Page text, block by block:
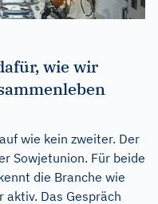
wie wir
wie kein zweiter. Der
Sowjetunion. Für beide
die Branche wie
aktiv. Das Gespräch